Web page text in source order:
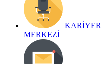
KARİYER
MERKEZİ